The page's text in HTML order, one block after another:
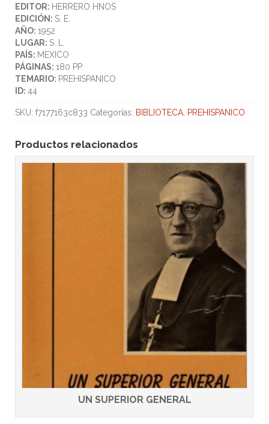
EDITOR: HERRERO HNOS
EDICIÓN: S. E.
AÑO: 1952
LUGAR: S. L.
PAÍS: MEXICO
PÁGINAS: 180 PP.
TEMARIO: PREHISPANICO
ID: 44
SKU: f7177163c833 Categorías: BIBLIOTECA PREHISPANICO
Productos relacionados
UN SUPERIOR GENERAL